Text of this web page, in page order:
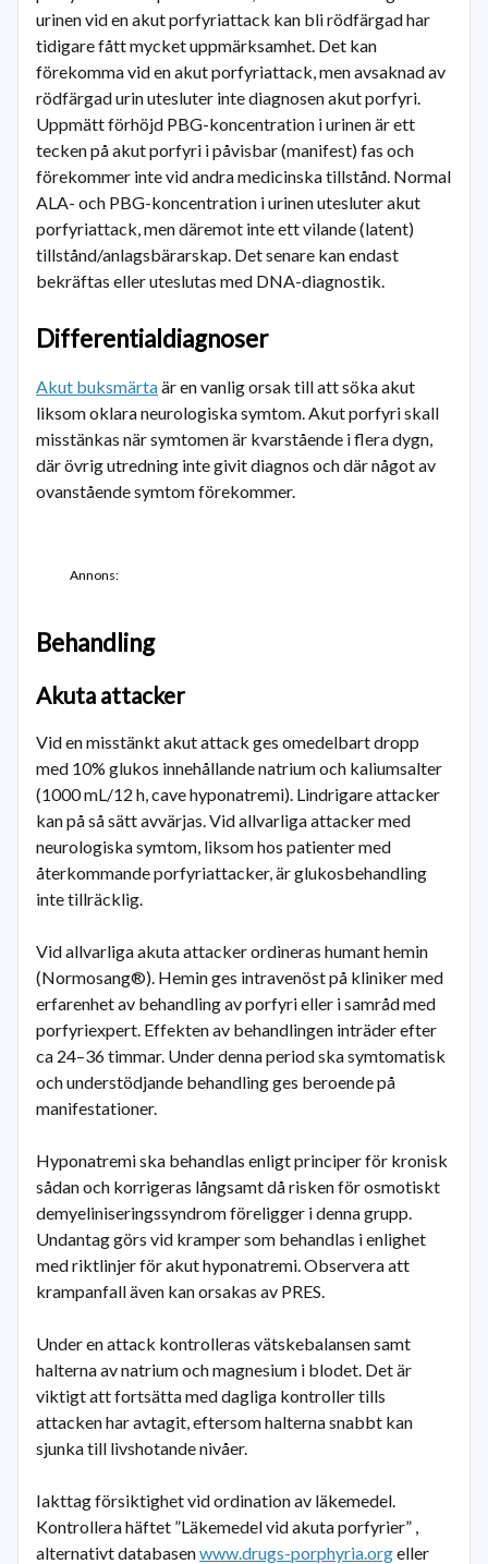
urinen vid en akut porfyriattack kan bli rödfärgad har
tidigare fått mycket uppmärksamhet. Det kan
förekomma vid en akut porfyriattack, men avsaknad av
rödfärgad urin utesluter inte diagnosen akut porfyri.
Uppmätt förhöjd PBG-koncentration i urinen är ett
tecken på akut porfyri i påvisbar (manifest) fas och
förekommer inte vid andra medicinska tillstånd. Normal
ALA- och PBG-koncentration i urinen utesluter akut
porfyriattack, men däremot inte ett vilande (latent)
tillstånd/anlagsbärarskap. Det senare kan endast
bekräftas eller uteslutas med DNA-diagnostik.
Differentialdiagnoser
Akut buksmärtaär en vanlig orsak till att söka akut
liksom oklara neurologiska symtom. Akut porfyri skall
misstänkas när symtomen är kvarstående i flera dygn,
där övrig utredning inte givit diagnos och där något av
ovanstående symtom förekommer.
Annons:
Behandling
Akuta attacker
Vid en misstänkt akut attack ges omedelbart dropp
med 10% glukos innehållande natrium och kaliumsalter
(1000 mL/12 h, cave hyponatremi). Lindrigare attacker
kan på så sätt avvärjas. Vid allvarliga attacker med
neurologiska symtom, liksom hos patienter med
återkommande porfyriattacker, är glukosbehandling
inte tillräcklig.
Vid allvarliga akuta attacker ordineras humant hemin
(Normosang®). Hemin ges intravenöst på kliniker med
erfarenhet av behandling av porfyri eller i samråd med
porfyriexpert. Effekten av behandlingen inträder efter
ca 24–36 timmar. Under denna period ska symtomatisk
och understödjande behandling ges beroende på
manifestationer.
Hyponatremi ska behandlas enligt principer för kronisk
sådan och korrigeras långsamt då risken för osmotiskt
demyeliniseringssyndrom föreligger i denna grupp.
Undantag görs vid kramper som behandlas i enlighet
med riktlinjer för akut hyponatremi. Observera att
krampanfall även kan orsakas av PRES.
Under en attack kontrolleras vätskebalansen samt
halterna av natrium och magnesium i blodet. Det är
viktigt att fortsätta med dagliga kontroller tills
attacken har avtagit, eftersom halterna snabbt kan
sjunka till livshotande nivåer.
Iakttag försiktighet vid ordination av läkemedel.
Kontrollera häftet ”Läkemedel vid akuta porfyrier” ,
alternativt databasenwww.drugs-porphyria.orgeller